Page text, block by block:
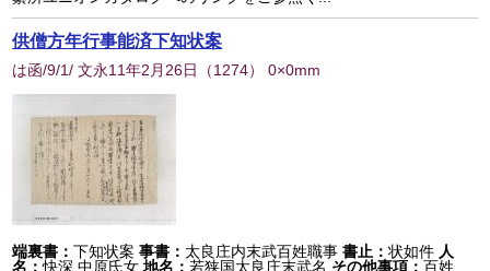
供僧方年行事能済下知状案
は函/9/1/ 文永11年2月26日 （1274） 0×0mm
端裏書：下知状案 事書： 太良庄内末武百姓職事書止：状如件 人
名：快深 中原氏女 地名：若狭国太良庄末武名 その他事項：百姓